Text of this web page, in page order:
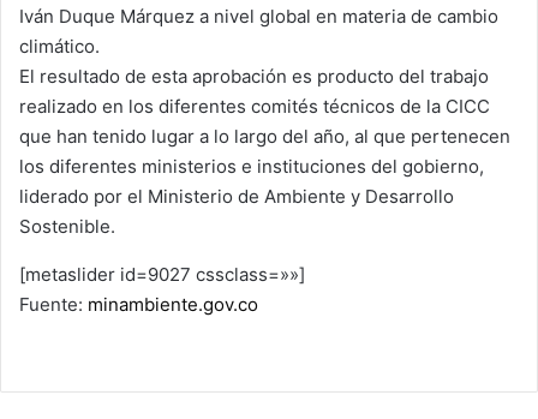
Iván Duque Márquez a nivel global en materia de cambio
climático.
El resultado de esta aprobación es producto del trabajo
realizado en los diferentes comités técnicos de la CICC
que han tenido lugar a lo largo del año, al que pertenecen
los diferentes ministerios e instituciones del gobierno,
liderado por el Ministerio de Ambiente y Desarrollo
Sostenible.
[metaslider id=9027 cssclass=»»]
Fuente: minambiente.gov.co